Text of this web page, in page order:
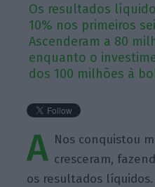
Os resultados
10% nos primeiros
Ascenderam a 80
enquanto o
dos 100 milhões à
A Nos conquistou
cresceram,
os resultados